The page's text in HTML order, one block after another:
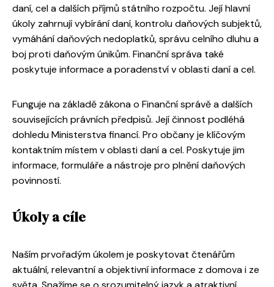
daní, cel a dalších příjmů státního rozpočtu. Její hlavní
úkoly zahrnují vybírání daní, kontrolu daňových subjektů,
vymáhání daňových nedoplatků, správu celního dluhu a
boj proti daňovým únikům. Finanční správa také
poskytuje informace a poradenství v oblasti daní a cel.
Funguje na základě zákona o Finanční správě a dalších
souvisejících právních předpisů. Její činnost podléhá
dohledu Ministerstva financí. Pro občany je klíčovým
kontaktním místem v oblasti daní a cel. Poskytuje jim
informace, formuláře a nástroje pro plnění daňových
povinností.
Úkoly a cíle
Naším prvořadým úkolem je poskytovat čtenářům
aktuální, relevantní a objektivní informace z domova i ze